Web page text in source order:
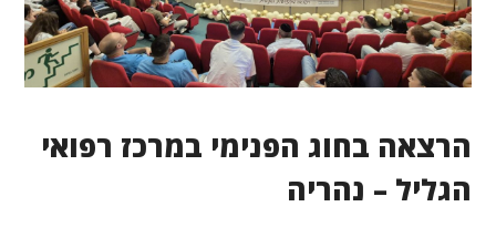
הרצאה בחוג הפנימי במרכז רפואי
הגליל – נהריה